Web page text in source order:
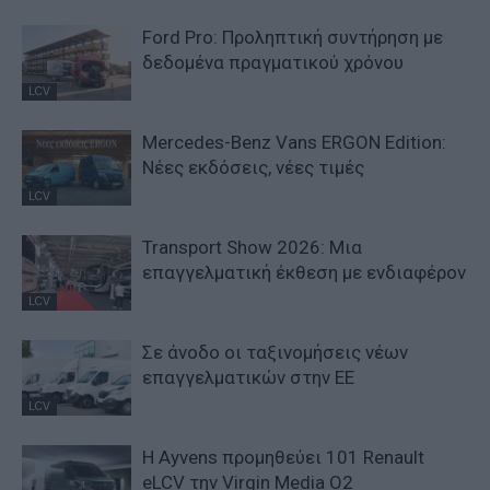
LCV
Ford Pro: Προληπτική συντήρηση με
δεδομένα πραγματικού χρόνου
LCV
Mercedes-Benz Vans ERGON Edition:
Νέες εκδόσεις, νέες τιμές
LCV
Transport Show 2026: Μια
επαγγελματική έκθεση με ενδιαφέρον
LCV
Σε άνοδο οι ταξινομήσεις νέων
επαγγελματικών στην ΕΕ
Η Ayvens προμηθεύει 101 Renault
eLCV την Virgin Media O2